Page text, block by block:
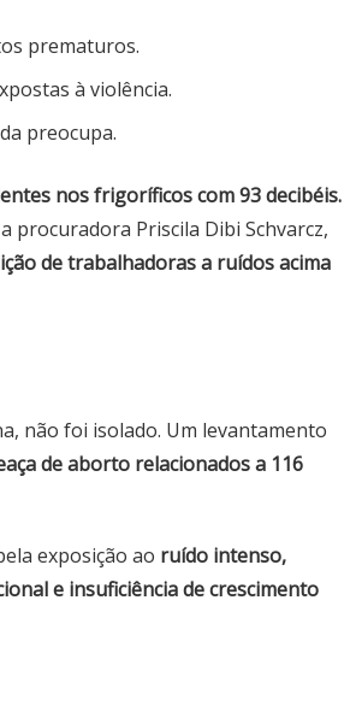
prematuros.
à violência.
preocupa.
nos frigoríficos com 93 decibéis.
procuradora Priscila Dibi Schvarcz,
de trabalhadoras a ruídos acima
não foi isolado. Um levantamento
de aborto relacionados a 116
exposição ao ruído intenso,
e insuficiência de crescimento